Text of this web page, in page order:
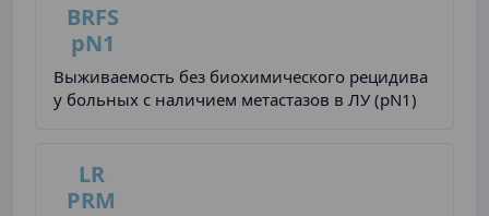
BRFS
pN1
Выживаемость без биохимического рецидива
у больных с наличием метастазов в ЛУ (pN1)
LR
PRM